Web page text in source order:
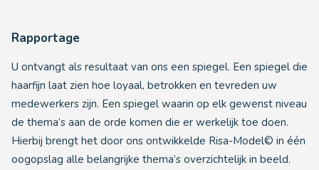
Rapportage
U ontvangt als resultaat van ons een spiegel. Een spiegel die
haarfijn laat zien hoe loyaal, betrokken en tevreden uw
medewerkers zijn. Een spiegel waarin op elk gewenst niveau
de thema’s aan de orde komen die er werkelijk toe doen.
Hierbij brengt het door ons ontwikkelde Risa-Model© in één
oogopslag alle belangrijke thema’s overzichtelijk in beeld.